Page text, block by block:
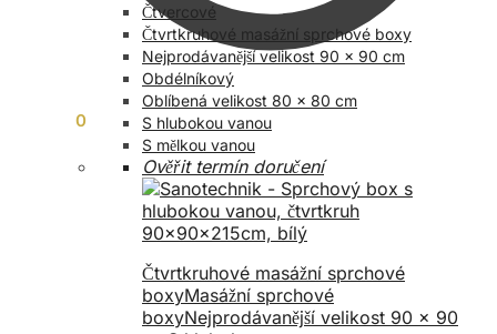
0
Čtvercové
Čtvrtkruhové masážní sprchové boxy
Nejprodávanější velikost 90 x 90 cm
Obdélníkový
Oblíbená velikost 80 x 80 cm
S hlubokou vanou
S mělkou vanou
Ověřit termín doručení
Čtvrtkruhové masážní sprchové
boxyMasážní sprchové
boxyNejprodávanější velikost 90 x 90